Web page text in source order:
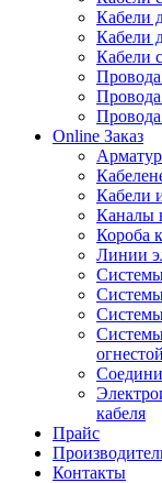
Кабели
Кабели
Кабели
Провода
Online Заказ
Кабели
Каналы
Короба
Линии
кабеля
Прайс
Контакты